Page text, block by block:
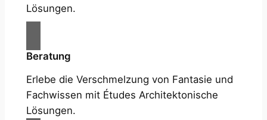
Lösungen.
Beratung
Erlebe die Verschmelzung von Fantasie und
Fachwissen mit Études Architektonische
Lösungen.